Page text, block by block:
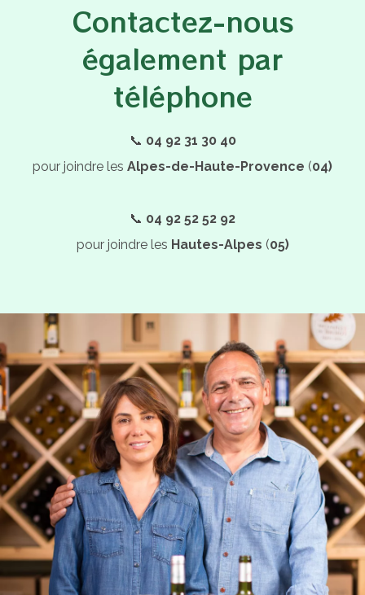
Contactez-nous
également par
téléphone
📞 04 92 31 30 40
pour joindre les Alpes-de-Haute-Provence (04)
📞 04 92 52 52 92
pour joindre les Hautes-Alpes (05)